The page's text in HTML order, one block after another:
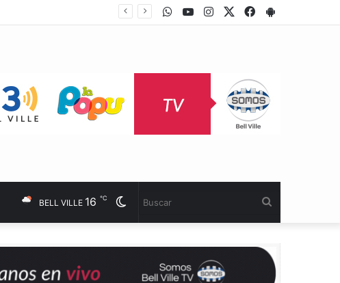
PlayStore
Facebook
Twitter
Instagram
Youtube
WhatsApp
Cambiar
BELL VILLE 16 ℃